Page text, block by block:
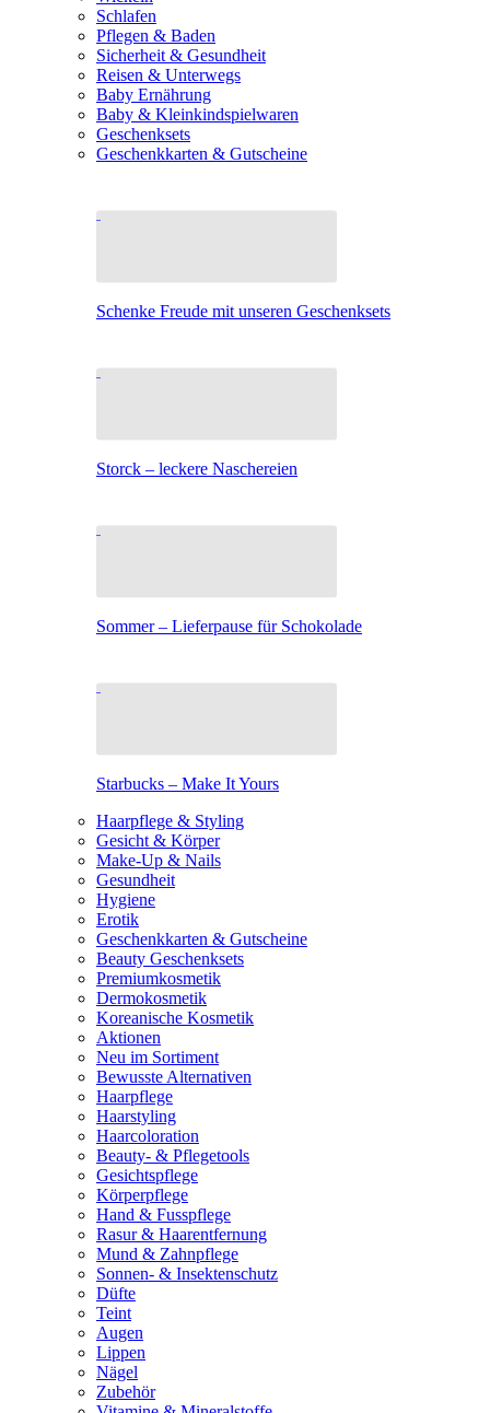
Schlafen
Pflegen & Baden
Sicherheit & Gesundheit
Reisen & Unterwegs
Baby Ernährung
Baby & Kleinkindspielwaren
Geschenksets
Geschenkkarten & Gutscheine
Schenke Freude mit unseren Geschenksets
Storck – leckere Naschereien
Sommer – Lieferpause für Schokolade
Starbucks – Make It Yours
Haarpflege & Styling
Gesicht & Körper
Make-Up & Nails
Gesundheit
Hygiene
Erotik
Geschenkkarten & Gutscheine
Beauty Geschenksets
Premiumkosmetik
Dermokosmetik
Koreanische Kosmetik
Aktionen
Neu im Sortiment
Bewusste Alternativen
Haarpflege
Haarstyling
Haarcoloration
Beauty- & Pflegetools
Gesichtspflege
Körperpflege
Hand & Fusspflege
Rasur & Haarentfernung
Mund & Zahnpflege
Sonnen- & Insektenschutz
Düfte
Teint
Augen
Lippen
Nägel
Zubehör